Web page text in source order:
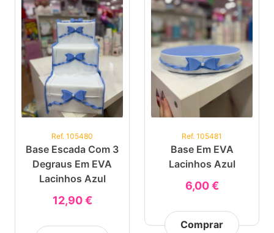
Ref. 105480
Base Escada Com 3
Degraus Em EVA
Lacinhos Azul
12,90 €
Ref. 105481
Base Em EVA
Lacinhos Azul
6,00 €
Comprar